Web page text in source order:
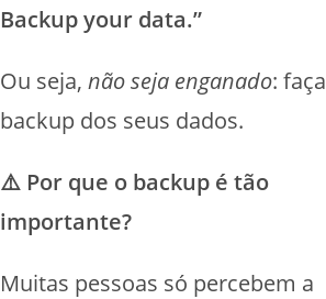
Backup your data.”
Ou seja, não seja enganado: faça
backup dos seus dados.
⚠️Por que o backup é tão
importante?
Muitas pessoas só percebem a